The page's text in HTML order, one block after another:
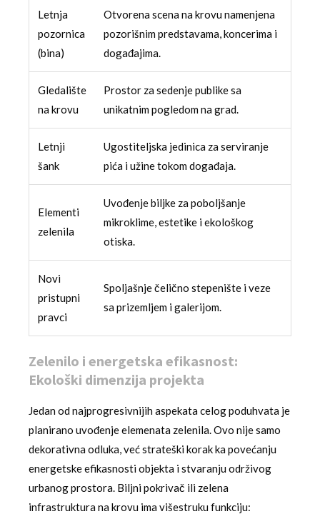
Letnja
pozornica
(bina)
Otvorena scena na krovu namenjena
pozorišnim predstavama, koncerima i
događajima.
Gledalište
na krovu
Prostor za sedenje publike sa
unikatnim pogledom na grad.
Letnji
šank
Ugostiteljska jedinica za serviranje
pića i užine tokom događaja.
Elementi
zelenila
Uvođenje biljke za poboljšanje
mikroklime, estetike i ekološkog
otiska.
Novi
pristupni
pravci
Spoljašnje čelično stepenište i veze
sa prizemljem i galerijom.
Zelenilo i energetska efikasnost:
Ekološki dimenzija projekta
Jedan od najprogresivnijih aspekata celog poduhvata je
planirano uvođenje elemenata zelenila. Ovo nije samo
dekorativna odluka, već strateški korak ka povećanju
energetske efikasnosti objekta i stvaranju održivog
urbanog prostora. Biljni pokrivač ili zelena
infrastruktura na krovu ima višestruku funkciju: